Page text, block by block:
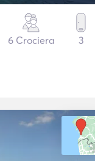
6 Crociera 3